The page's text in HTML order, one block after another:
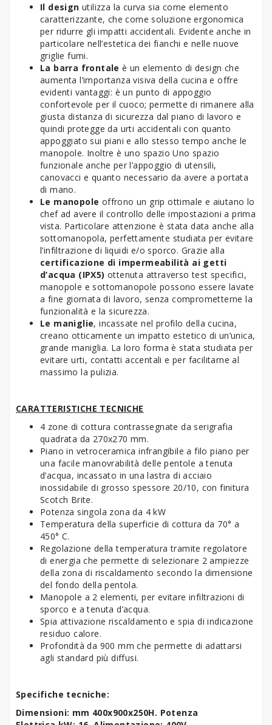
Il design utilizza la curva sia come elemento
caratterizzante, che come soluzione ergonomica
per ridurre gli impatti accidentali. Evidente anche in
particolare nell’estetica dei fianchi e nelle nuove
griglie fumi.
La barra frontale è un elemento di design che
aumenta l’importanza visiva della cucina e offre
evidenti vantaggi: è un punto di appoggio
confortevole per il cuoco; permette di rimanere alla
giusta distanza di sicurezza dal piano di lavoro e
quindi protegge da urti accidentali con quanto
appoggiato sui piani e allo stesso tempo anche le
manopole. Inoltre è uno spazio Uno spazio
funzionale anche per l’appoggio di utensili,
canovacci e quanto necessario da avere a portata
di mano.
Le manopole offrono un grip ottimale e aiutano lo
chef ad avere il controllo delle impostazioni a prima
vista. Particolare attenzione è stata data anche alla
sottomanopola, perfettamente studiata per evitare
l’infiltrazione di liquidi e/o sporco. Grazie alla
certificazione di impermeabilità ai getti
d’acqua (IPX5) ottenuta attraverso test specifici,
manopole e sottomanopole possono essere lavate
a fine giornata di lavoro, senza comprometterne la
funzionalità e la sicurezza.
Le maniglie, incassate nel profilo della cucina,
creano otticamente un impatto estetico di un’unica,
grande maniglia. La loro forma è stata studiata per
evitare urti, contatti accentali e per facilitarne al
massimo la pulizia.
CARATTERISTICHE TECNICHE
4 zone di cottura contrassegnate da serigrafia
quadrata da 270x270 mm.
Piano in vetroceramica infrangibile a filo piano per
una facile manovrabilità delle pentole a tenuta
d’acqua, incassato in una lastra di acciaio
inossidabile di grosso spessore 20/10, con finitura
Scotch Brite.
Potenza singola zona da 4 kW
Temperatura della superficie di cottura da 70° a
450° C.
Regolazione della temperatura tramite regolatore
di energia che permette di selezionare 2 ampiezze
della zona di riscaldamento secondo la dimensione
del fondo della pentola.
Manopole a 2 elementi, per evitare infiltrazioni di
sporco e a tenuta d’acqua.
Spia attivazione riscaldamento e spia di indicazione
residuo calore.
Profondità da 900 mm che permette di adattarsi
agli standard più diffusi.
Specifiche tecniche:
Dimensioni: mm 400x900x250H. Potenza